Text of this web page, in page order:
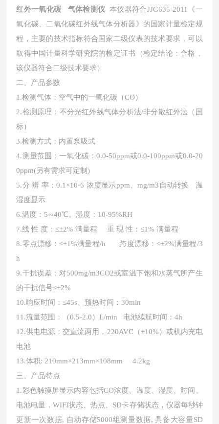
红外一氧化碳 气体检测仪 本仪器符合JJG635-2011《一
氧化碳、二氧化碳红外线气体分析器》的国家计量检定规
程，主要的技术指标符合国家二级仪表的技术要求，可以
取得中国计量科学研究院的检定证书（检定结论：合格，
该仪器符合二级技术要求）
二、 产品参数
1.检测气体：空气中的一氧化碳（CO）
2.检测原理：不分光红外线气体分析法/非分散红外法（国
标）
3.检测方式：内置泵吸式
4.测量范围：一氧化碳：0.0-50ppm或0.0-100ppm或0.0-20
0ppm(另有需求可定制)
5.分 辨 率：0.1×10-6 浓度显示ppm、mg/m3自动转换 温
湿度显示
6.温度：5∽40℃。湿度 ： 10-95%RH
7.线 性 度：≤±2% 满量程 重 现 性：≤1% 满量程
8.零点漂移：≤±1%满量程/h 跨度漂移：≤±2%满量程/3
h
9.干扰误差：对500mg/m3CO2或室温下饱和水蒸气所产生
的干扰信号≤±2%
10.响应时间：≤45s、预热时间：30min
11.流量范围：（0.5-2.0）L/min 电池续航时间：4h
12.供电电源：交直流两用，220AVC（±10%）或机内充电
电池
13.体积: 210mm×213mm×108mm 4.2kg
三、 产品特点
1.彩色触摸屏显示内容包括CO浓度、温度、湿度、时间、
电池电量，WIFI状态、热点、SD卡存储状态，仪器每秒钟
更新一次数据, 自动存储5000组测量数据, 具备大容量SD